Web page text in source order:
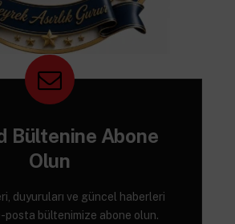
Bültenine Abone
Olun
duyuruları ve güncel haberleri
posta bültenimize abone olun.